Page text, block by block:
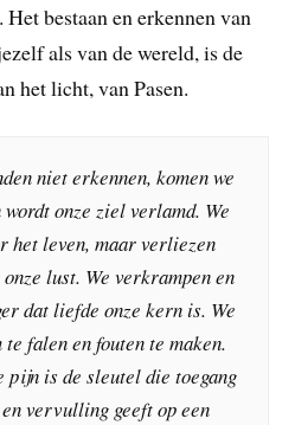
bestaan en erkennen van
als van de wereld, is de
het licht, van Pasen.
niet erkennen, komen we
onze ziel verlamd. We
het leven, maar verliezen
lust. We verkrampen en
dat liefde onze kern is. We
te falen en fouten te maken.
pijn is de sleutel die toegang
vervulling geeft op een